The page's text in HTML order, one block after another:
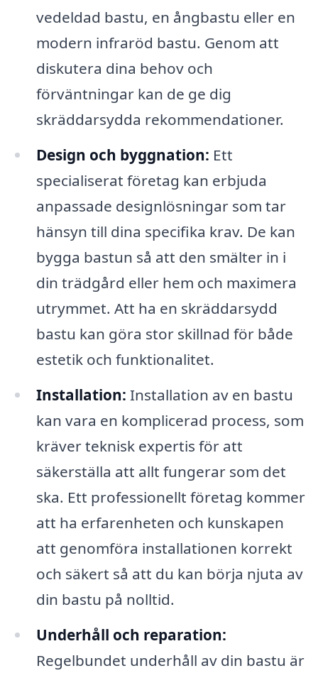
vedeldad bastu, en ångbastu eller en
modern infraröd bastu. Genom att
diskutera dina behov och
förväntningar kan de ge dig
skräddarsydda rekommendationer.
Design och byggnation: Ett
specialiserat företag kan erbjuda
anpassade designlösningar som tar
hänsyn till dina specifika krav. De kan
bygga bastun så att den smälter in i
din trädgård eller hem och maximera
utrymmet. Att ha en skräddarsydd
bastu kan göra stor skillnad för både
estetik och funktionalitet.
Installation: Installation av en bastu
kan vara en komplicerad process, som
kräver teknisk expertis för att
säkerställa att allt fungerar som det
ska. Ett professionellt företag kommer
att ha erfarenheten och kunskapen
att genomföra installationen korrekt
och säkert så att du kan börja njuta av
din bastu på nolltid.
Underhåll och reparation:
Regelbundet underhåll av din bastu är